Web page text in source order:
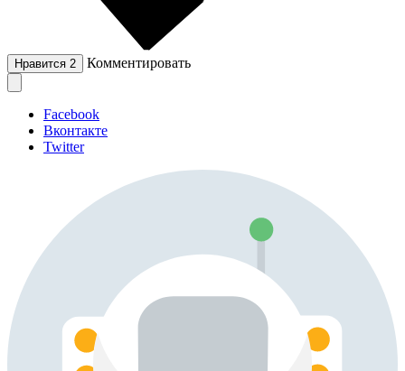
Нравится 2 Комментировать
Facebook
Вконтакте
Twitter